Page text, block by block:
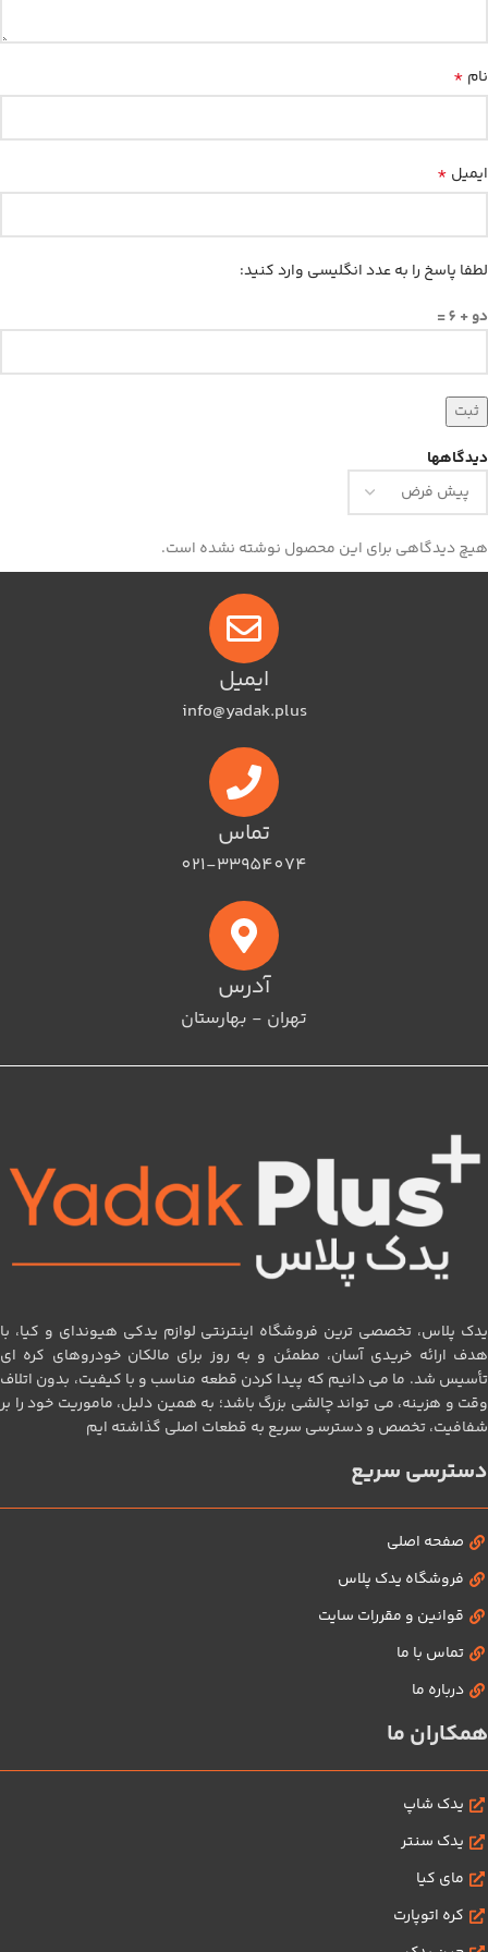
دیدگاهها
هیچ دیدگاهی برای این محصول نوشته نشده است.
نام *
ایمیل *
لطفا پاسخ را به عدد انگلیسی وارد کنید:
دو + 6 =
ایمیل
info@yadak.plus
تماس
021-33954074
آدرس
تهران - بهارستان
یدک پلاس، تخصصی‌ ترین فروشگاه اینترنتی لوازم یدکی هیوندای و کیا، با
هدف ارائه خریدی آسان، مطمئن و به‌ روز برای مالکان خودروهای کره‌ ای
تأسیس شد. ما می‌ دانیم که پیدا کردن قطعه مناسب و با کیفیت، بدون اتلاف
وقت و هزینه، می‌ تواند چالشی بزرگ باشد؛ به همین دلیل، ماموریت خود را بر
شفافیت، تخصص و دسترسی سریع به قطعات اصلی گذاشته‌ ایم
دسترسی سریع
صفحه اصلی
فروشگاه یدک پلاس
قوانین و مقررات سایت
تماس با ما
درباره ما
همکاران ما
یدک شاپ
یدک سنتر
مای کیا
کره اتوپارت